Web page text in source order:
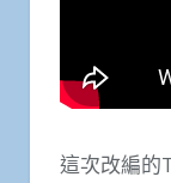
這次改編的